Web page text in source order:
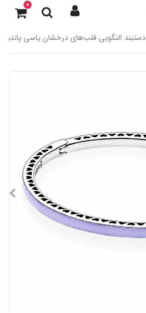
0
دستبند النگویی قلب‌های درخشان یاسی پاندورا